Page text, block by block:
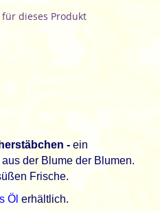
dieses Produkt
- ein
der Blume der Blumen.
Frische.
Öl erhältlich.